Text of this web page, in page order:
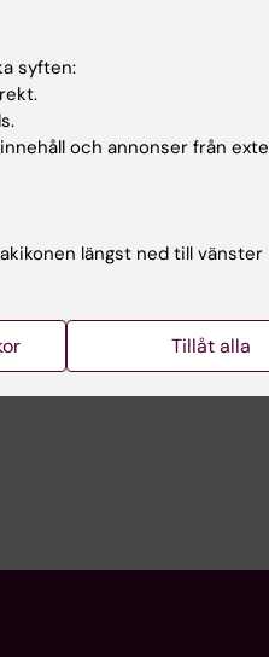
och besök KI
KI
presstjänsten
syften:
och annonser från
längst ned till vänster
Tillåt alla